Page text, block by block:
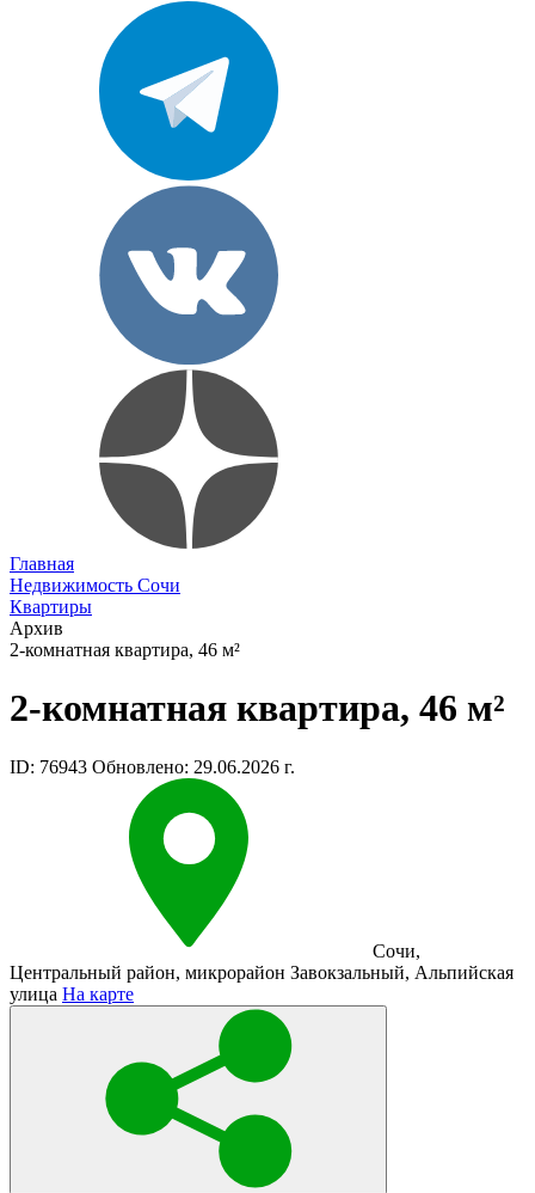
Главная
Недвижимость Сочи
Квартиры
Архив
2-комнатная квартира, 46 м²
2-комнатная квартира, 46 м²
ID: 76943 Обновлено: 29.06.2026 г.
Сочи,
Центральный район, микрорайон Завокзальный, Альпийская
улица На карте